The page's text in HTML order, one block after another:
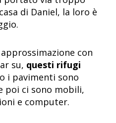
di Daniel, la loro è
con
su, questi rifugi
i pavimenti sono
ci sono mobili,
e computer.